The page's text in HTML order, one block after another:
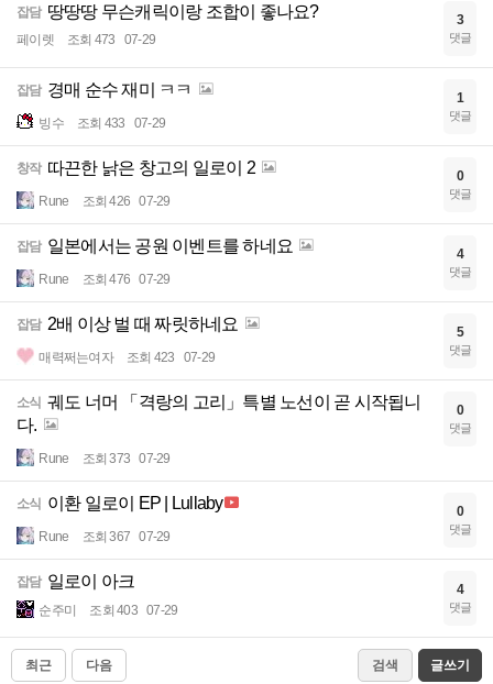
잡담 땅땅땅 무슨캐릭이랑 조합이 좋나요?
페이렛 조회 473 07-29
3
댓글
잡담 경매 순수 재미 ㅋㅋ
빙수 조회 433 07-29
1
댓글
창작 따끈한 낡은 창고의 일로이 2
Rune 조회 426 07-29
0
댓글
잡담 일본에서는 공원 이벤트를 하네요
Rune 조회 476 07-29
4
댓글
잡담 2배 이상 벌 때 짜릿하네요
매력쩌는여자 조회 423 07-29
5
댓글
소식 궤도 너머 「격랑의 고리」특별 노선이 곧 시작됩니
다.
Rune 조회 373 07-29
0
댓글
소식 이환 일로이 EP | Lullaby
Rune 조회 367 07-29
0
댓글
잡담 일로이 아크
순주미 조회 403 07-29
4
댓글
최근 다음 검색 글쓰기